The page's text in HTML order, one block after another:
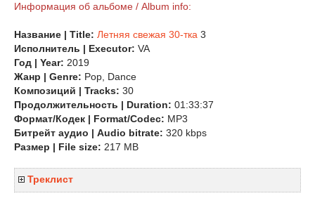
Информация об альбоме / Album info:
Название | Title: Летняя свежая 30-тка 3
Исполнитель | Executor: VA
Год | Year: 2019
Жанр | Genre: Pop, Dance
Композиций | Tracks: 30
Продолжительность | Duration: 01:33:37
Формат/Кодек | Format/Codec: MP3
Битрейт аудио | Audio bitrate: 320 kbps
Размер | File size: 217 MB
Треклист